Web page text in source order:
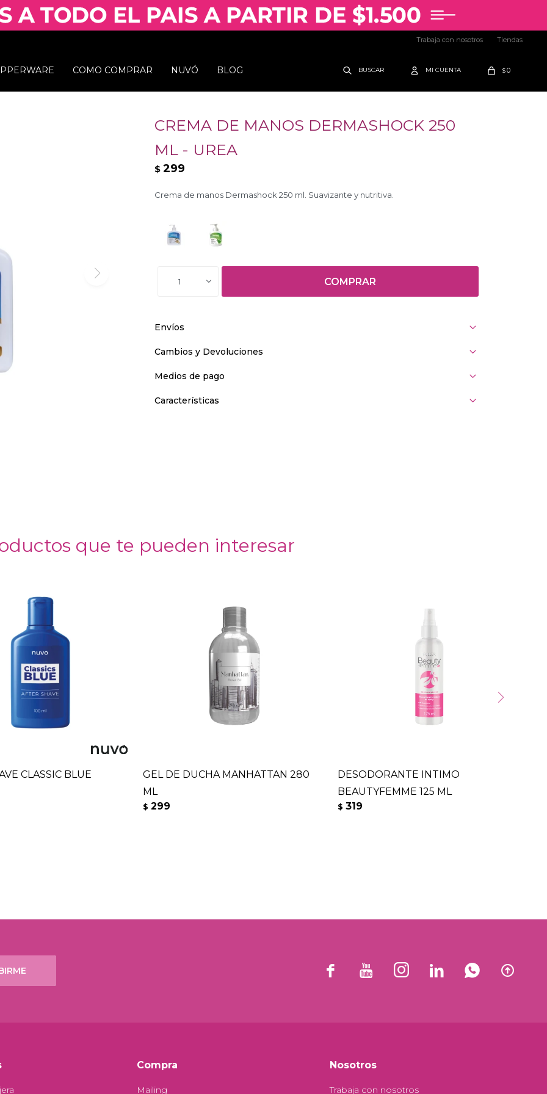
COMO COMPRAR NUVÓ BLOG $0
Trabaja con nosotros Tiendas
CREMA DE MANOS DERMASHOCK 250
ML - UREA
$ 299
Crema de manos Dermashock 250 ml. Suavizante y nutritiva.
1 COMPRAR
Envíos
Cambios y Devoluciones
Medios de pago
Características
que te pueden interesar
CLASSIC BLUE
GEL DE DUCHA MANHATTAN 280
ML
$ 299
DESODORANTE INTIMO
BEAUTYFEMME 125 ML
$ 319
     
Compra
Mailing
Nosotros
Trabaja con nosotros